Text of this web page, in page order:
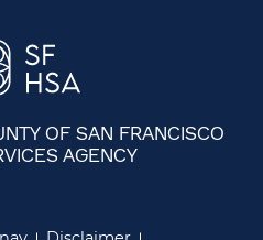
OF SAN FRANCISCO
AGENCY